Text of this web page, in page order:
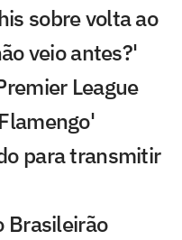
sobre volta ao
veio antes?'
League
para transmitir
Brasileirão